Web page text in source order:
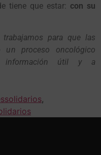
tiene que estar: con su
trabajamos para que las
unproceso oncológico
información útil y
a
,